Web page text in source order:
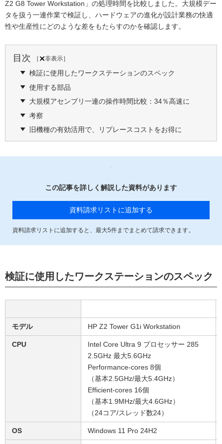
Z2 G8 Tower Workstation」の処理時間を比較しました。大規模デー
タを扱う一連作業で検証し、ハードウェアの進化が設計業務の快適
性や生産性にどのような差をもたらすのかを確認します。
目次 ［ 非表示］
検証に使用したワークステーションのスペック
使用する部品
大規模アセンブリ一連の操作時間比較：34％高速に
考察
旧機種の有効活用で、リプレースコストをお得に
この記事を詳しく解説した資料があります
資料請求リストに追加する
資料請求リストに追加すると、最大5件までまとめて請求できます。
検証に使用したワークステーションのスペック
モデル HP Z2 Tower G1i Workstation
CPU
Intel Core Ultra 9 プロセッサー 285
2.5GHz 最大5.6GHz
Performance-cores 8個
（基本2.5GHz/最大5.4GHz）
Efficient-cores 16個
（基本1.9MHz/最大4.6GHz）
（24コア/スレッド数24）
OS Windows 11 Pro 24H2